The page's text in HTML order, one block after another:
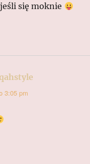
się moknie
3:05 pm